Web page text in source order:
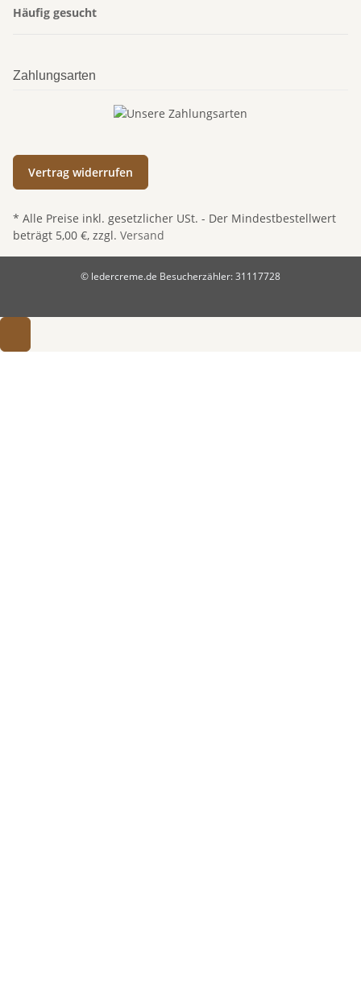
Häufig gesucht
Zahlungsarten
Vertrag widerrufen
* Alle Preise inkl. gesetzlicher USt. - Der Mindestbestellwert
beträgt 5,00 €, zzgl. Versand
© ledercreme.de Besucherzähler: 31117728